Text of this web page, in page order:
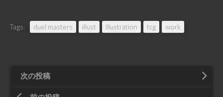
Tags: duel masters illust Illustration tcg work
次の投稿